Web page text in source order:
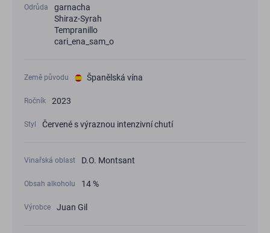
Odrůda
garnacha
Shiraz-Syrah
Tempranillo
cari_ena_sam_o
Země původu Španělská vína
Ročník 2023
Styl Červené s výraznou intenzivní chutí
Vinařská oblast D.O. Montsant
Obsah alkoholu 14 %
Výrobce Juan Gil